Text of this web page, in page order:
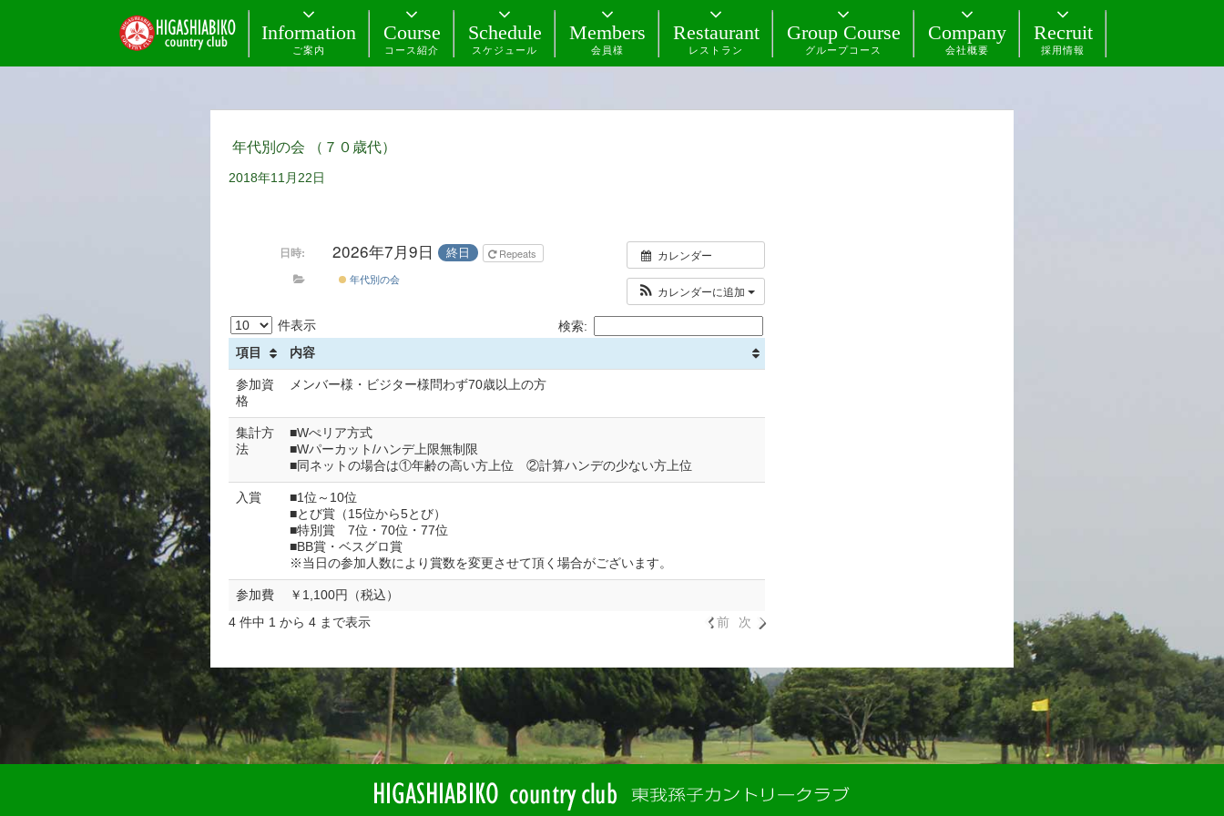
Information
ご案内
Course
コース紹介
Schedule
スケジュール
Members
会員様
Restaurant
レストラン
Group Course
グループコース
Company
会社概要
Recruit
採用情報
年代別の会 （７０歳代）
2018年11月22日
カレンダー
カレンダーに追加
日時: 2026年7月9日 終日
Repeats
年代別の会
件表示
検索:
項目
内容
参加資
格
メンバー様・ビジター様問わず70歳以上の方
集計方
法
■Wぺリア方式
■Wパーカット/ハンデ上限無制限
■同ネットの場合は①年齢の高い方上位 ②計算ハンデの少ない方上位
入賞
■1位～10位
■とび賞（15位から5とび）
■特別賞 7位・70位・77位
■BB賞・ベスグロ賞
※当日の参加人数により賞数を変更させて頂く場合がございます。
参加費
￥1,100円（税込）
4 件中 1 から 4 まで表示
前 次